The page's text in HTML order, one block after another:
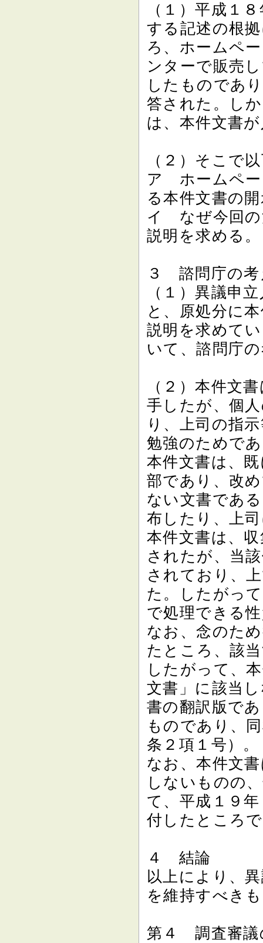
（１）平成１
する記述の根
ろ、ホームペ
ンターで販売
したものであ
答された。し
は、本件文書
（２）そこで
ア ホームペー
る本件文書の
イ なぜ今回の
説明を求める。
３ 諮問庁の考
（１）異議申
と、原処分に
説明を求めて
いて、諮問庁
（２）本件文
手したが、個
り、上司の指
勉強のためで
本件文書は、
部であり、改
ない文書であ
布したり、上
本件文書は、
されたが、当
されており、
た。したがっ
で処理できる
なお、念のた
たところ、該
したがって、
文書」に該当
書の翻訳版で
ものであり、
条２項１号）。
なお、本件文
しないものの
て、平成１９
付したところ
４ 結論
以上により、
を維持すべき
第４ 調査審議